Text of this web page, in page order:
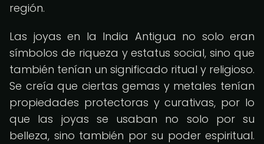
región.
Las joyas en la India Antigua no solo eran
símbolos de riqueza y estatus social, sino que
también tenían un significado ritual y religioso.
Se creía que ciertas gemas y metales tenían
propiedades protectoras y curativas, por lo
que las joyas se usaban no solo por su
belleza, sino también por su poder espiritual.